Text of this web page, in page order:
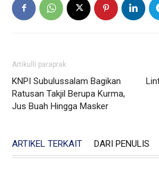
Artikulli paraprak
KNPI Subulussalam Bagikan
Ratusan Takjil Berupa Kurma,
Jus Buah Hingga Masker
ARTIKEL TERKAIT DARI PENULIS